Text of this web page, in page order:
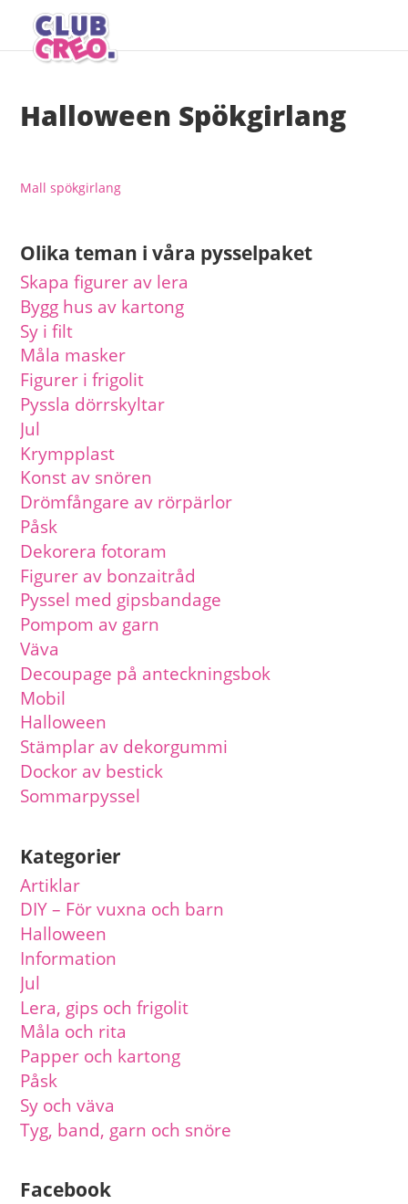
Halloween Spökgirlang
Mall spökgirlang
Olika teman i våra pysselpaket
Skapa figurer av lera
Bygg hus av kartong
Sy i filt
Måla masker
Figurer i frigolit
Pyssla dörrskyltar
Jul
Krympplast
Konst av snören
Drömfångare av rörpärlor
Påsk
Dekorera fotoram
Figurer av bonzaitråd
Pyssel med gipsbandage
Pompom av garn
Väva
Decoupage på anteckningsbok
Mobil
Halloween
Stämplar av dekorgummi
Dockor av bestick
Sommarpyssel
Kategorier
Artiklar
DIY – För vuxna och barn
Halloween
Information
Jul
Lera, gips och frigolit
Måla och rita
Papper och kartong
Påsk
Sy och väva
Tyg, band, garn och snöre
Facebook